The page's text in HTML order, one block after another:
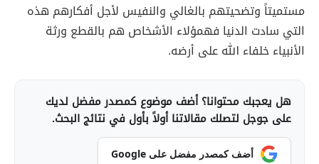
مستميتاً وتضحيتهم بالغالي والنفيس لأجل أفكارهم هذه
التي سادت الدنيا فهمؤلاء الأشخاص هم بالقطع ورثة
الأنبياء خلفاء الله على أرضه.
هل يعجبك محتوانا؟ أضف موضوع كمصدر مفضل لديك
على جوجل لتصلك مقالاتنا أولاً بأول في نتائج البحث.
أضف كمصدر مفضل على Google